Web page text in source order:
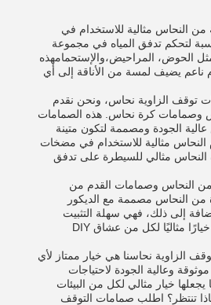
من النحاس مثالية للاستخدام في
لتحكم تدفق المياه في مجموعة
الحوض، المراحيض،والإستحمامهذه
ناعم يضيف لمسة من الأناقة إلى أي
توقف الزاوية نحاس، ونحن نقدم
وصمامات كرة نحاس. هذه الصمامات
الجودة ومصممة لتكون متينة
النحاس مثالية للاستخدام في مضخات
النحاس مثالي للسيطرة على تدفق
النحاس وصمامات القدم من
من النحاس مصممة مع الديكور
إلى ذلك، فهي سهلة التثبيت
والاستخدام، مما يجعلها خيارًا مثاليًا لكل من عشاق DIY
الزاوية نحاسنا هي خيار ممتاز لأي
وعالية الجودة لاحتياجات
خيار مثالي لكل من البيئات
تنتظر؟ اطلب صمامات التوقف